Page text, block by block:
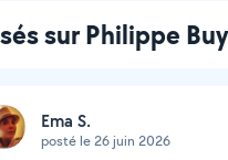
sur Philippe
Ema S.
posté le 26 juin 2026